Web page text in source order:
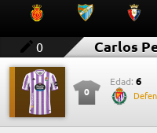
0 Carlos
0
Edad: 6